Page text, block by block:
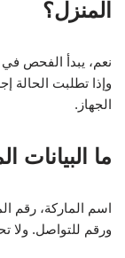
المنزل؟
نعم، يبدأ الفحص في
وإذا تطلبت الحالة
الجهاز.
ما البيانات
اسم الماركة، رقم
ورقم للتواصل. ولا